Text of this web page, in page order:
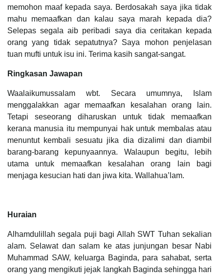
memohon maaf kepada saya. Berdosakah saya jika tidak
mahu memaafkan dan kalau saya marah kepada dia?
Selepas segala aib peribadi saya dia ceritakan kepada
orang yang tidak sepatutnya? Saya mohon penjelasan
tuan mufti untuk isu ini. Terima kasih sangat-sangat.
Ringkasan Jawapan
Waalaikumussalam wbt. Secara umumnya, Islam
menggalakkan agar memaafkan kesalahan orang lain.
Tetapi seseorang diharuskan untuk tidak memaafkan
kerana manusia itu mempunyai hak untuk membalas atau
menuntut kembali sesuatu jika dia dizalimi dan diambil
barang-barang kepunyaannya. Walaupun begitu, lebih
utama untuk memaafkan kesalahan orang lain bagi
menjaga kesucian hati dan jiwa kita. Wallahua’lam.
Huraian
Alhamdulillah segala puji bagi Allah SWT Tuhan sekalian
alam. Selawat dan salam ke atas junjungan besar Nabi
Muhammad SAW, keluarga Baginda, para sahabat, serta
orang yang mengikuti jejak langkah Baginda sehingga hari